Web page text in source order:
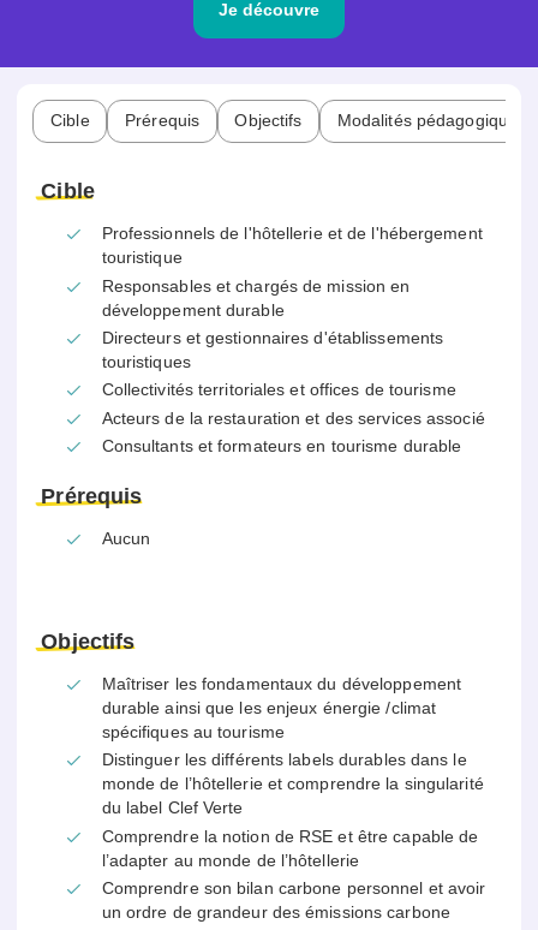
Je découvre
Cible Prérequis Objectifs Modalités pédagogiques
Cible
Professionnels de l'hôtellerie et de l'hébergement
touristique
Responsables et chargés de mission en
développement durable
Directeurs et gestionnaires d'établissements
touristiques
Collectivités territoriales et offices de tourisme
Acteurs de la restauration et des services associé
Consultants et formateurs en tourisme durable
Prérequis
Aucun
Objectifs
Maîtriser les fondamentaux du développement
durable ainsi que les enjeux énergie /climat
spécifiques au tourisme
Distinguer les différents labels durables dans le
monde de l’hôtellerie et comprendre la singularité
du label Clef Verte
Comprendre la notion de RSE et être capable de
l’adapter au monde de l’hôtellerie
Comprendre son bilan carbone personnel et avoir
un ordre de grandeur des émissions carbone